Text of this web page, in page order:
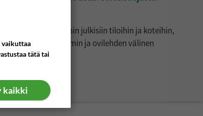
sekä muihin julkisiin tiloihin ja koteihin,
peittämällä karmin ja ovilehden välinen
vaikuttaa
tätä tai
kaikki